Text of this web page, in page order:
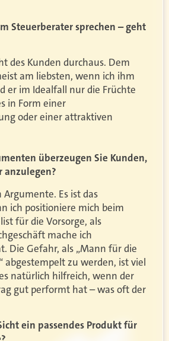
Steuerberater sprechen – geht
des Kunden durchaus. Dem
am liebsten, wenn ich ihm
er im Idealfall nur die Früchte
in Form einer
oder einer attraktiven
überzeugen Sie Kunden,
Argumente. Es ist das
ich positioniere mich beim
für die Vorsorge, als
mache ich
Die Gefahr, als „Mann für die
abgestempelt zu werden, ist viel
natürlich hilfreich, wenn der
gut performt hat – was oft der
ein passendes Produkt für